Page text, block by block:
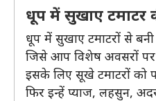
धूप में सुखाए टमाटर
धूप में सुखाए टमाटरों से
जिसे आप विशेष अवसरों
इसके लिए सूखे टमाटरों को
फिर इन्हें प्याज, लहसुन,